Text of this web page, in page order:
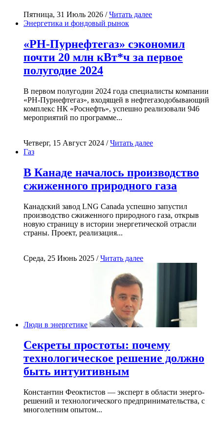
Пятница, 31 Июль 2026 /Читать далее
Энергетика и фондовый рынок
«РН-Пурнефтегаз» сэкономил
почти 20 млн кВт*ч за первое
полугодие 2024
В первом полугодии 2024 года специалисты компании
«РН-Пурнефтегаз», входящей в нефтегазодобывающий
комплекс НК «Роснефть», успешно реализовали 946
мероприятий по программе...
Четверг, 15 Август 2024 /Читать далее
Газ
В Канаде началось производство
сжиженного природного газа
Канадский завод LNG Canada успешно запустил
производство сжиженного природного газа, открыв
новую страницу в истории энергетической отрасли
страны. Проект, реализация...
Среда, 25 Июнь 2025 /Читать далее
Люди в энергетике
Секреты простоты: почему
технологическое решение должно
быть интуитивным
Константин Феоктистов — эксперт в области энерго-
решений и технологического предпринимательства, с
многолетним опытом...